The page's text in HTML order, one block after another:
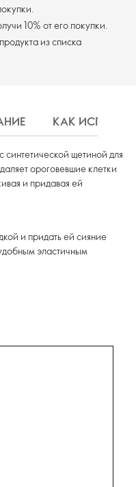
10% от его покупки.
из списка
КАК
синтетической щетиной для
ороговевшие клетки
и придавая ей
и придать ей сияние
эластичным